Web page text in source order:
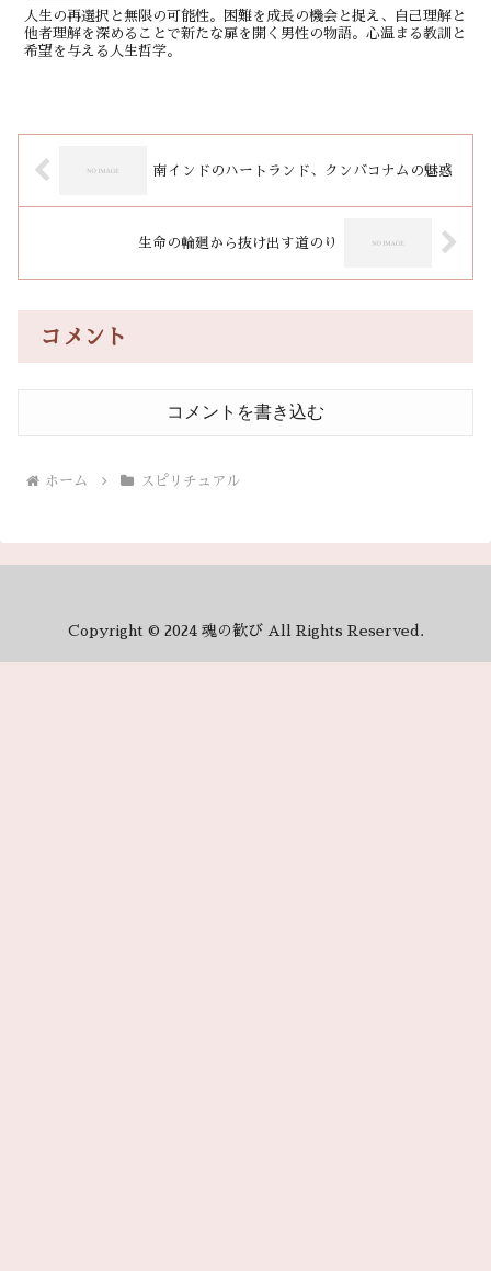
人生の再選択と無限の可能性。困難を成長の機会と捉え、自己理解と
他者理解を深めることで新たな扉を開く男性の物語。心温まる教訓と
希望を与える人生哲学。
南インドのハートランド、クンバコナムの魅惑
生命の輪廻から抜け出す道のり
コメント
コメントを書き込む
ホーム スピリチュアル
Copyright © 2024 魂の歓び All Rights Reserved.